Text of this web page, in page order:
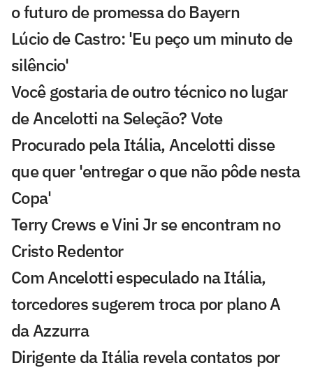
o futuro de promessa do Bayern
Lúcio de Castro: 'Eu peço um minuto de
silêncio'
Você gostaria de outro técnico no lugar
de Ancelotti na Seleção? Vote
Procurado pela Itália, Ancelotti disse
que quer 'entregar o que não pôde nesta
Copa'
Terry Crews e Vini Jr se encontram no
Cristo Redentor
Com Ancelotti especulado na Itália,
torcedores sugerem troca por plano A
da Azzurra
Dirigente da Itália revela contatos por